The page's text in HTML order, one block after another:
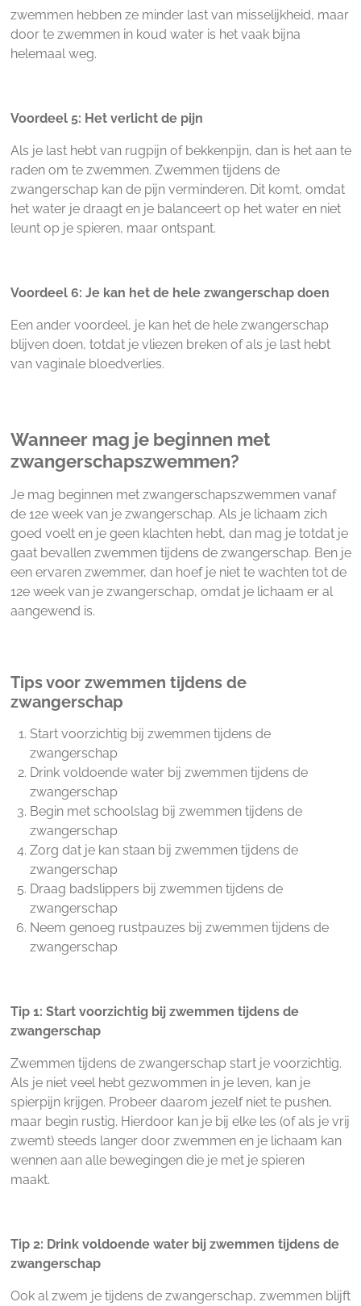
zwemmen hebben ze minder last van misselijkheid, maar
door te zwemmen in koud water is het vaak bijna
helemaal weg.
Voordeel 5: Het verlicht de pijn
Als je last hebt van rugpijn of bekkenpijn, dan is het aan te
raden om te zwemmen. Zwemmen tijdens de
zwangerschap kan de pijn verminderen. Dit komt, omdat
het water je draagt en je balanceert op het water en niet
leunt op je spieren, maar ontspant.
Voordeel 6: Je kan het de hele zwangerschap doen
Een ander voordeel, je kan het de hele zwangerschap
blijven doen, totdat je vliezen breken of als je last hebt
van vaginale bloedverlies.
Wanneer mag je beginnen met
zwangerschapszwemmen?
Je mag beginnen met zwangerschapszwemmen vanaf
de 12e week van je zwangerschap. Als je lichaam zich
goed voelt en je geen klachten hebt, dan mag je totdat je
gaat bevallen zwemmen tijdens de zwangerschap. Ben je
een ervaren zwemmer, dan hoef je niet te wachten tot de
12e week van je zwangerschap, omdat je lichaam er al
aangewend is.
Tips voor zwemmen tijdens de
zwangerschap
Start voorzichtig bij zwemmen tijdens de
zwangerschap
Drink voldoende water bij zwemmen tijdens de
zwangerschap
Begin met schoolslag bij zwemmen tijdens de
zwangerschap
Zorg dat je kan staan bij zwemmen tijdens de
zwangerschap
Draag badslippers bij zwemmen tijdens de
zwangerschap
Neem genoeg rustpauzes bij zwemmen tijdens de
zwangerschap
Tip 1: Start voorzichtig bij zwemmen tijdens de
zwangerschap
Zwemmen tijdens de zwangerschap start je voorzichtig.
Als je niet veel hebt gezwommen in je leven, kan je
spierpijn krijgen. Probeer daarom jezelf niet te pushen,
maar begin rustig. Hierdoor kan je bij elke les (of als je vrij
zwemt) steeds langer door zwemmen en je lichaam kan
wennen aan alle bewegingen die je met je spieren
maakt.
Tip 2: Drink voldoende water bij zwemmen tijdens de
zwangerschap
Ook al zwem je tijdens de zwangerschap, zwemmen blijft